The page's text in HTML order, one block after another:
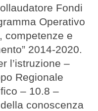
Fondi
Operativo
competenze e
2014-2020.
l’istruzione –
Regionale
– 10.8 –
conoscenza